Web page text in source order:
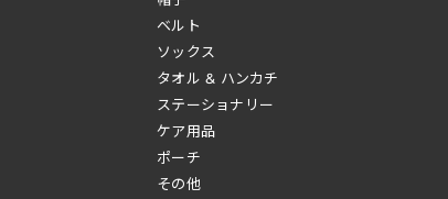
ベルト
ソックス
タオル & ハンカチ
ステーショナリー
ケア用品
ポーチ
その他